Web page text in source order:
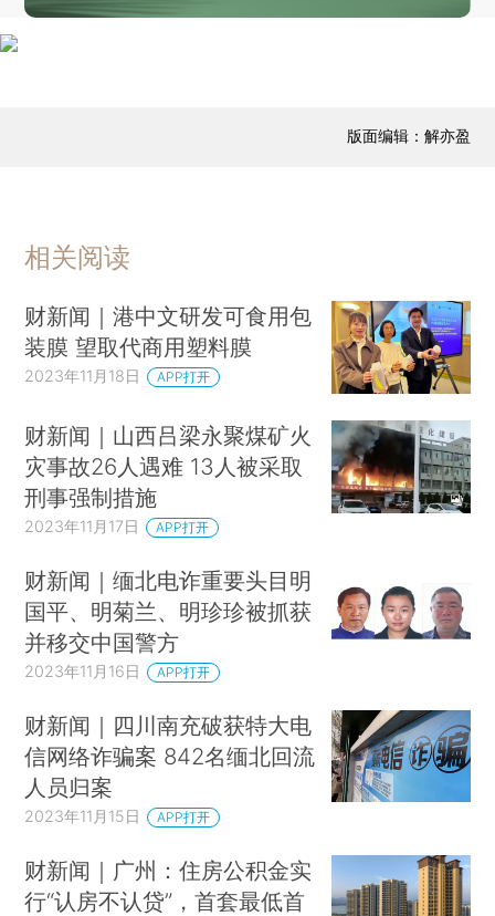
版面编辑：解亦盈
相关阅读
财新闻｜港中文研发可食用包
装膜 望取代商用塑料膜
2023年11月18日 APP打开
财新闻｜山西吕梁永聚煤矿火
灾事故26人遇难 13人被采取
刑事强制措施
2023年11月17日 APP打开
财新闻｜缅北电诈重要头目明
国平、明菊兰、明珍珍被抓获
并移交中国警方
2023年11月16日 APP打开
财新闻｜四川南充破获特大电
信网络诈骗案 842名缅北回流
人员归案
2023年11月15日 APP打开
财新闻｜广州：住房公积金实
行“认房不认贷”，首套最低首